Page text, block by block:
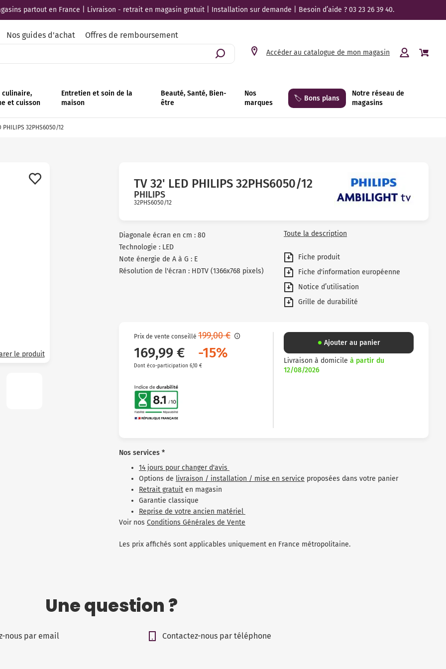
partout en France | Livraison - retrait en magasin gratuit | Installation sur demande | Besoin d’aide ? 03 23 26 39 40.
Nos guides d'achat Offres de remboursement
Accéder au catalogue de mon magasin
culinaire,
et cuisson
Entretien et soin de la
maison
Beauté, Santé, Bien-
être
Nos
marques
🏷️ Bons plans
Notre réseau de
magasins
PHILIPS 32PHS6050/12
le produit
TV 32' LED PHILIPS 32PHS6050/12
PHILIPS
32PHS6050/12
Diagonale écran en cm : 80
Technologie : LED
Note énergie de A à G : E
Résolution de l'écran : HDTV (1366x768 pixels)
Toute la description
Fiche produit
Fiche d'information européenne
Notice d’utilisation
Grille de durabilité
Prix de vente conseillé 199,00 €
169,99 € -15%
Dont éco-participation 6,10 €
Ajouter au panier
Livraison à domicile à partir du
12/08/2026
Nos services *
14 jours pour changer d'avis
Options de livraison / installation / mise en service proposées dans votre panier
Retrait gratuit en magasin
Garantie classique
Reprise de votre ancien matériel
Voir nos Conditions Générales de Vente
Les prix affichés sont applicables uniquement en France métropolitaine.
Une question ?
nous par email Contactez-nous par téléphone